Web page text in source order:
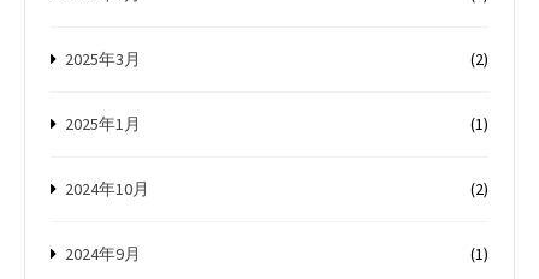
2025年3月 (2)
2025年1月 (1)
2024年10月 (2)
2024年9月 (1)